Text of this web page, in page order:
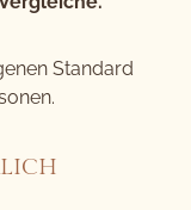
Standard